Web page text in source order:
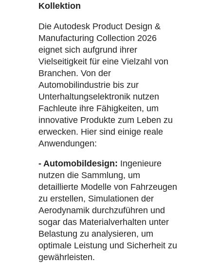
Kollektion
Die Autodesk Product Design &
Manufacturing Collection 2026
eignet sich aufgrund ihrer
Vielseitigkeit für eine Vielzahl von
Branchen. Von der
Automobilindustrie bis zur
Unterhaltungselektronik nutzen
Fachleute ihre Fähigkeiten, um
innovative Produkte zum Leben zu
erwecken. Hier sind einige reale
Anwendungen:
- Automobildesign: Ingenieure
nutzen die Sammlung, um
detaillierte Modelle von Fahrzeugen
zu erstellen, Simulationen der
Aerodynamik durchzuführen und
sogar das Materialverhalten unter
Belastung zu analysieren, um
optimale Leistung und Sicherheit zu
gewährleisten.